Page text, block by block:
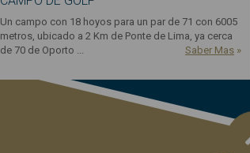
Un campo con 18 hoyos para un par de 71 con 6005
metros, ubicado a 2 Km de Ponte de Lima, ya cerca
de 70 de Oporto ...
Saber Mas »